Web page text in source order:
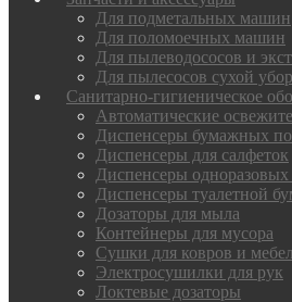
Для подметальных машин
Для поломоечных машин
Для пылеводососов и
Для пылесосов сухой
Санитарно-гигиеническое
Автоматические
Диспенсеры бумажных
Диспенсеры для салфеток
Диспенсеры
Диспенсеры туалетной
Дозаторы для мыла
Контейнеры для мусора
Сушки для ковров и
Электросушилки для рук
Локтевые дозаторы